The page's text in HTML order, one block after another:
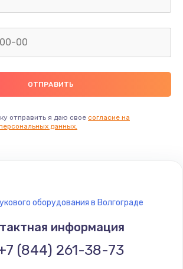
отправить я даю свое согласие на
данных.
оборудования в Волгограде
информация
(844) 261-38-73